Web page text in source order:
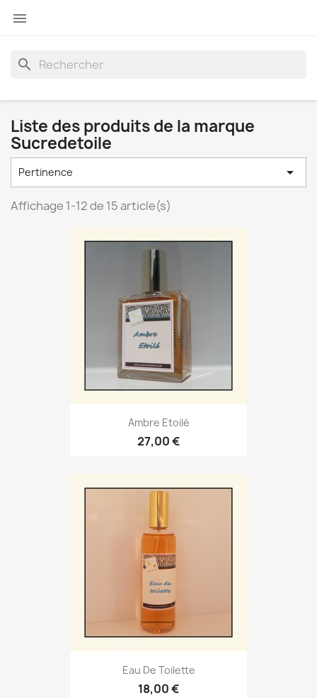

search
Liste des produits de la marque
Sucredetoile
Pertinence 
Affichage 1-12 de 15 article(s)
Ambre Etoilé
27,00 €
Eau De Toilette
18,00 €